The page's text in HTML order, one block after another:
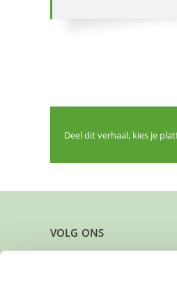
Deel dit verhaal, kies je
VOLG ONS